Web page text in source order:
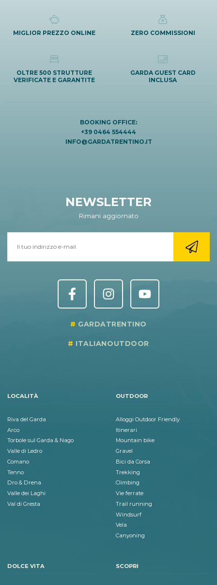
MIGLIOR PREZZO ONLINE ZERO COMMISSIONI
OLTRE 500 STRUTTURE
VERIFICATE E GARANTITE
GARDA GUEST CARD
INCLUSA
BOOKING OFFICE:
+39 0464 554444
INFO@GARDATRENTINO.IT
NEWSLETTER
Rimani aggiornato
GARDATRENTINO
ITALIANOUTDOOR
LOCALITÀ
Riva del Garda
Arco
Torbole sul Garda & Nago
Valle di Ledro
Comano
Tenno
Dro & Drena
Valle dei Laghi
Val di Gresta
OUTDOOR
Alloggi Outdoor Friendly
Itinerari
Mountain bike
Gravel
Bici da Corsa
Trekking
Climbing
Vie ferrate
Trail running
Windsurf
Vela
Canyoning
DOLCE VITA SCOPRI